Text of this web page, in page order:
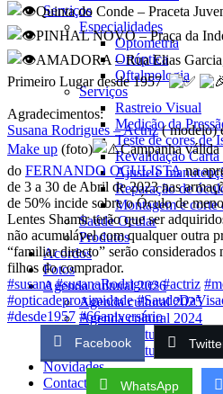
Serviços
Especialidades
Optometria
Ortóptica
Oftalmologia
Serviços
Rastreio Visual
Medição da
Teste de cores de
Revalidação
Ajuste e
Reparação de
Montagem e corte
Saúde Ocular
Produtos
Acordos
Fotos
Agenda cultural 2026
Agenda cultural 2025
Agenda cultural 2024
Agenda cultural 2023
Agenda cultural 2022
Novidades
Contacto
Quinta do Conde – Praceta
PINHAL NOVO – Praça da
AMADORA – Rua Elias
Primeiro Lugar desde 1957
Agradecimentos:
Susana Rodrigues – Actriz( modelo)
Make up (foto)
Campanha válida
do FERNANDO OCULISTAna
de 3 a 30 de Abril de 2023 nas
de 50% incide sobre o Óculo de
Lentes Shamir terão que ser
não acumulável com qualquer outra
“familiar directo” serão considerados
filhos do comprador.
#susana #susanaRodrigues #actriz
#opticadeproximidade
#desde1957 #66aniversário
Facebook
WhatsApp